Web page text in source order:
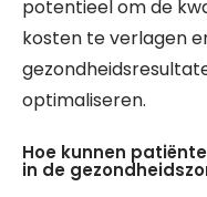
potentieel om de
kosten te verlagen
optimaliseren.
Hoe kunnen
in de